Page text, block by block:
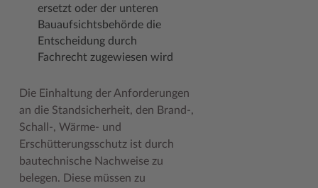
ersetzt oder der unteren
Bauaufsichtsbehörde die
Entscheidung durch
Fachrecht zugewiesen wird
Die Einhaltung der Anforderungen
an die Standsicherheit, den Brand-,
Schall-, Wärme- und
Erschütterungsschutz ist durch
bautechnische Nachweise zu
belegen. Diese müssen zu